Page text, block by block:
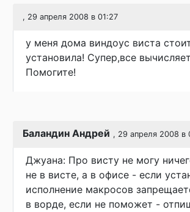
, 29 апреля 2008 в 01:27
у меня дома виндоус виста
установила! Супер,все
Помогите!
Баландин Андрей , 29 апреля 2008 в
Джуана: Про висту не могу
не в висте, а в офисе - если
исполнение макросов
в ворде, если не поможет -